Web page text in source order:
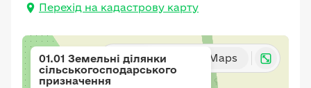
Перехід на кадастрову карту
Карта Google Maps
01.01 Земельні ділянки
сільськогосподарського
призначення